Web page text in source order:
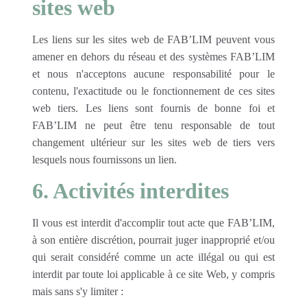
sites web
Les liens sur les sites web de FAB’LIM peuvent vous
amener en dehors du réseau et des systèmes FAB’LIM
et nous n'acceptons aucune responsabilité pour le
contenu, l'exactitude ou le fonctionnement de ces sites
web tiers. Les liens sont fournis de bonne foi et
FAB’LIM ne peut être tenu responsable de tout
changement ultérieur sur les sites web de tiers vers
lesquels nous fournissons un lien.
6. Activités interdites
Il vous est interdit d'accomplir tout acte que FAB’LIM,
à son entière discrétion, pourrait juger inapproprié et/ou
qui serait considéré comme un acte illégal ou qui est
interdit par toute loi applicable à ce site Web, y compris
mais sans s'y limiter :